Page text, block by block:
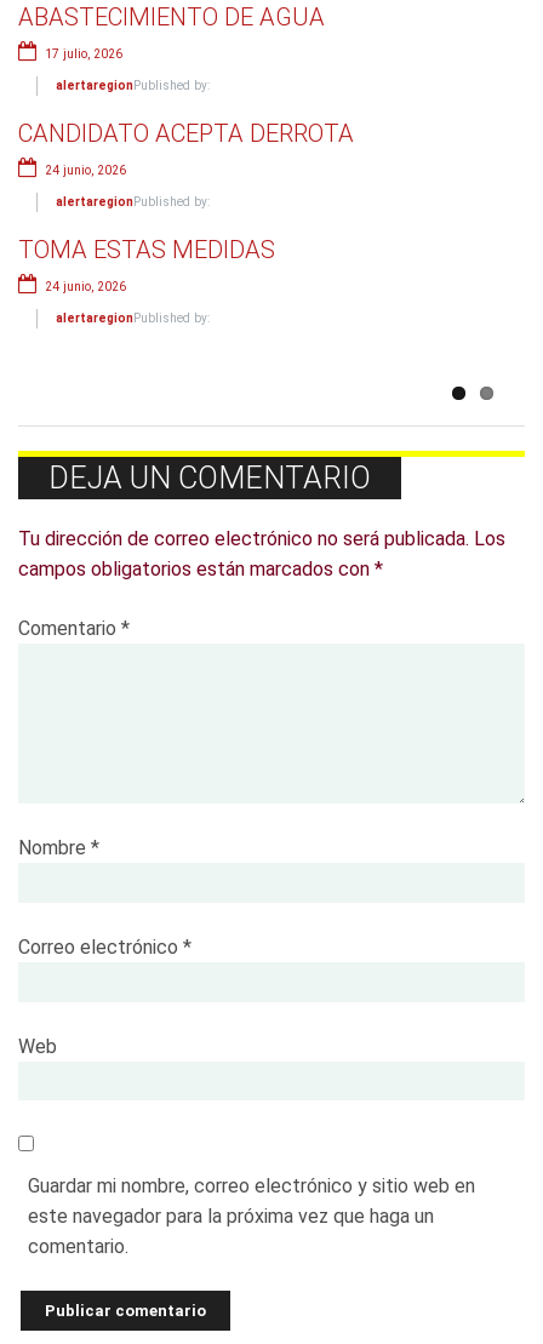
ABASTECIMIENTO DE AGUA
17 julio, 2026
Published by:
alertaregion
CANDIDATO ACEPTA DERROTA
24 junio, 2026
Published by:
alertaregion
TOMA ESTAS MEDIDAS
24 junio, 2026
Published by:
alertaregion
FENÓMENO DEL NIÑO
19 junio, 2026
TOMA PRECAUCIONES FRENTE EL
CAMBIO CLIMÁTICO
Published by:
alertaregion
TOMA PRECAUCIONES
DEJA UN COMENTARIO
Tu dirección de correo electrónico no será publicada. Los
campos obligatorios están marcados con *
Comentario *
Nombre *
Correo electrónico *
Web
Guardar mi nombre, correo electrónico y sitio web en
este navegador para la próxima vez que haga un
comentario.